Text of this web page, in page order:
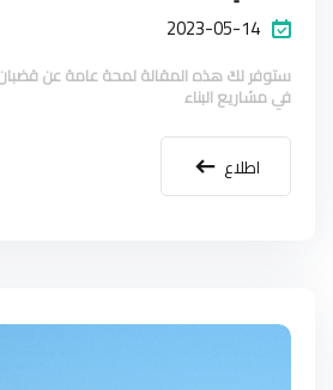
2023-05-14
ستوفر لكَ هذه المقالة لمحة عامة عن قضبان
في مشاريع البناء
اطلاع